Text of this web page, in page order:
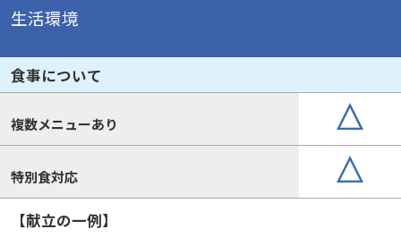
生活環境
食事について
複数メニューあり
特別食対応
【献立の一例】